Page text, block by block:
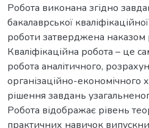
Робота виконана згідно
бакалаврської
роботи затверджена наказом
Кваліфікаційна робота – це
робота аналітичного,
організаційно-економічного
рішення завдань
Робота відображає рівень
практичних навичок